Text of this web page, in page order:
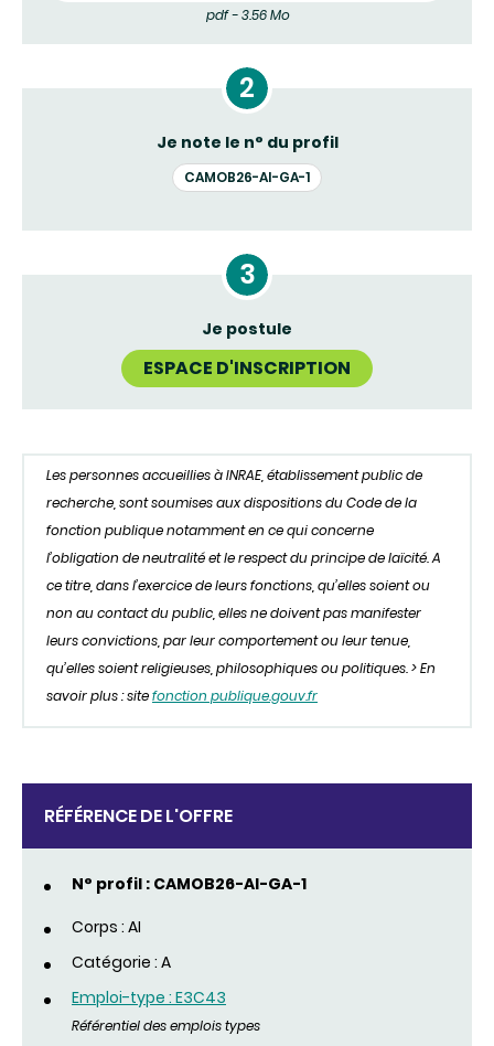
pdf - 3.56 Mo
Je note le n° du profil
CAMOB26-AI-GA-1
Je postule
ESPACE D'INSCRIPTION
Les personnes accueillies à INRAE, établissement public de
recherche, sont soumises aux dispositions du Code de la
fonction publique notamment en ce qui concerne
l’obligation de neutralité et le respect du principe de laïcité. A
ce titre, dans l’exercice de leurs fonctions, qu’elles soient ou
non au contact du public, elles ne doivent pas manifester
leurs convictions, par leur comportement ou leur tenue,
qu’elles soient religieuses, philosophiques ou politiques. > En
savoir plus : sitefonction publique.gouv.fr
RÉFÉRENCE DE L'OFFRE
N° profil : CAMOB26-AI-GA-1
Corps : AI
Catégorie : A
Emploi-type : E3C43
Référentiel des emplois types